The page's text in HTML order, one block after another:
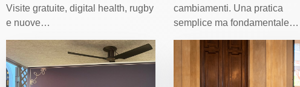
Visite gratuite, digital health, rugby
e nuove…
cambiamenti. Una pratica
semplice ma fondamentale…